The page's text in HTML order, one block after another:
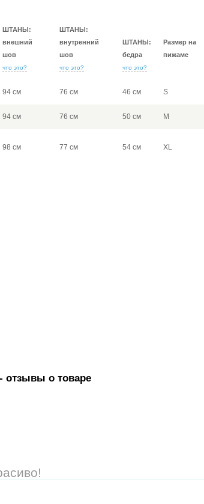
ШТАНЫ:
внешний
шов
что это?
ШТАНЫ:
внутренний
шов
что это?
ШТАНЫ:
бедра
что это?
Размер на
пижаме
94 см 76 см 46 см S
94 см 76 см 50 см M
98 см 77 см 54 см XL
- отзывы о товаре